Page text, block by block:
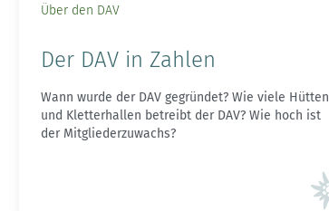
Über den DAV
Der DAV in Zahlen
Wann wurde der DAV gegründet? Wie viele Hütten
und Kletterhallen betreibt der DAV? Wie hoch ist
der Mitgliederzuwachs?